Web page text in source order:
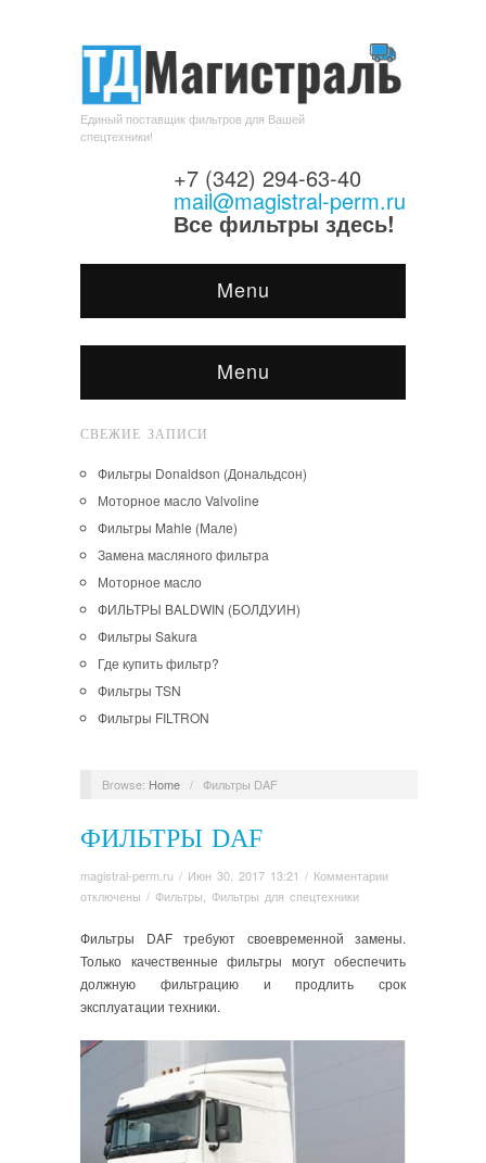
Единый поставщик фильтров для Вашей
спецтехники!
+7 (342) 294-63-40
mail@magistral-perm.ru
Все фильтры здесь!
Menu
Menu
СВЕЖИЕ ЗАПИСИ
Фильтры Donaldson (Дональдсон)
Моторное масло Valvoline
Фильтры Mahle (Мале)
Замена масляного фильтра
Моторное масло
ФИЛЬТРЫ BALDWIN (БОЛДУИН)
Фильтры Sakura
Где купить фильтр?
Фильтры TSN
Фильтры FILTRON
Browse: Home / Фильтры DAF
ФИЛЬТРЫ DAF
magistral-perm.ru / Июн 30, 2017 13:21 / Комментариик
DAF
отключены / Фильтры Фильтры для спецтехники
Фильтры DAF требуют своевременной замены.
Только качественные фильтры могут обеспечить
должную фильтрацию и продлить срок
эксплуатации техники.